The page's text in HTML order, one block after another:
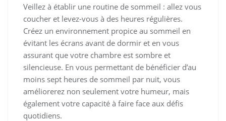
Veillez à établir une routine de sommeil : allez vous
coucher et levez-vous à des heures régulières.
Créez un environnement propice au sommeil en
évitant les écrans avant de dormir et en vous
assurant que votre chambre est sombre et
silencieuse. En vous permettant de bénéficier d’au
moins sept heures de sommeil par nuit, vous
améliorerez non seulement votre humeur, mais
également votre capacité à faire face aux défis
quotidiens.